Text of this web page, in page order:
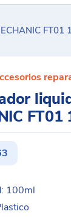
FT01
FT01
100ml